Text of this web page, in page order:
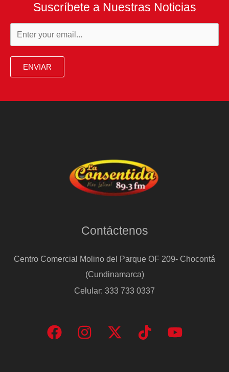
Suscríbete a Nuestras Noticias
ENVIAR
Contáctenos
Centro Comercial Molino del Parque OF 209- Chocontá
(Cundinamarca)
Celular: 333 733 0337